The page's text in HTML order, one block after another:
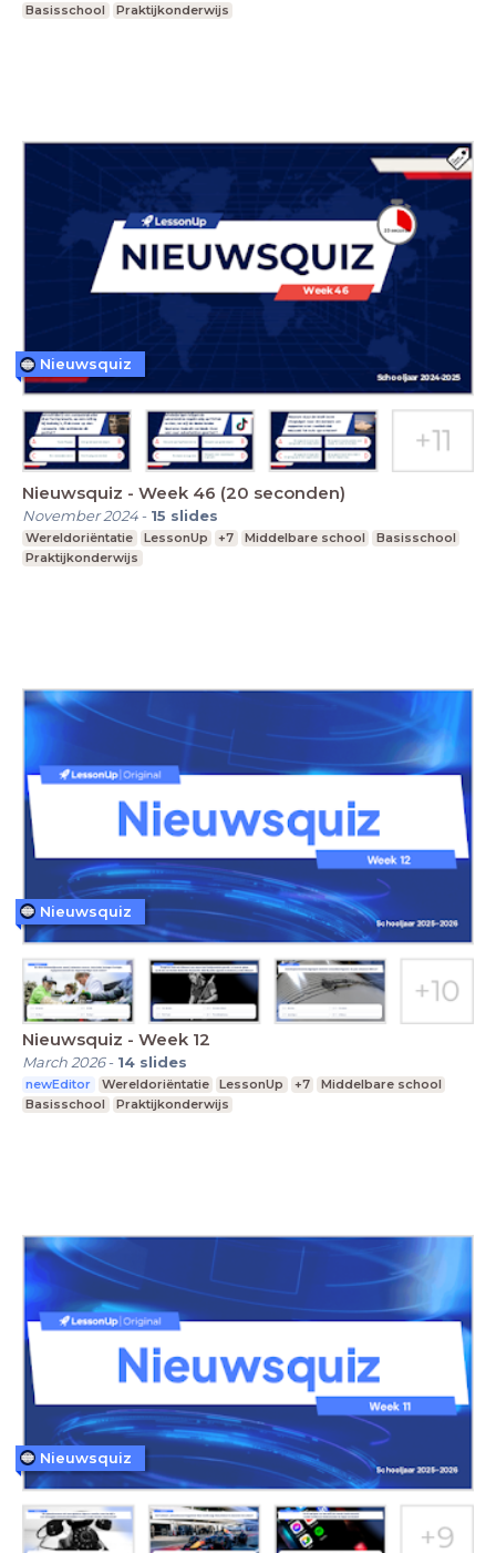
Basisschool
Praktijkonderwijs
Nieuwsquiz - Week 46 (20 seconden)
November 2024- 15 slides
Wereldoriëntatie LessonUp +7 Middelbare school
Basisschool
Praktijkonderwijs
Nieuwsquiz
Nieuwsquiz - Week 12
March 2026- 14 slides
newEditor Wereldoriëntatie LessonUp +7
Middelbare school
Basisschool
Praktijkonderwijs
Nieuwsquiz
Nieuwsquiz